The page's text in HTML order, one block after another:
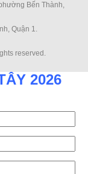
Bến Thành,
Quận 1.
reserved.
2026